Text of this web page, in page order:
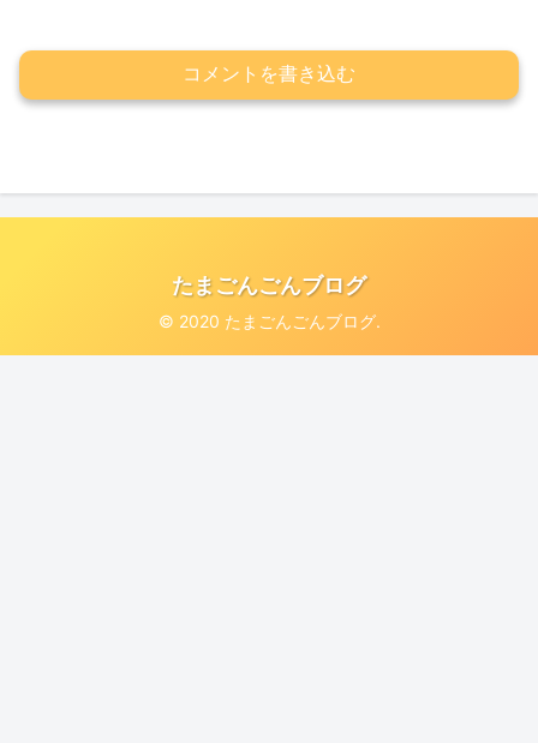
コメントを書き込む
たまごんごんブログ
© 2020 たまごんごんブログ.